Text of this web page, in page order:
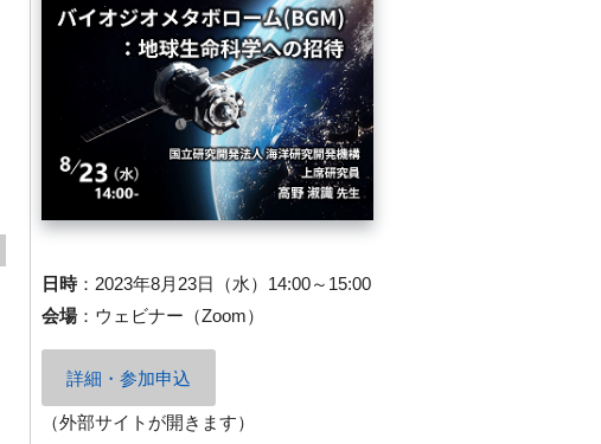
日時： 2023年8月23日（水）14:00～15:00
会場： ウェビナー（Zoom）
詳細・参加申込
（外部サイトが開きます）